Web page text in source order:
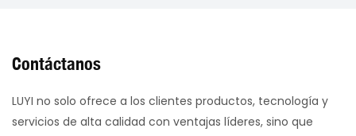
Contáctanos
LUYI no solo ofrece a los clientes productos, tecnología y
servicios de alta calidad con ventajas líderes, sino que